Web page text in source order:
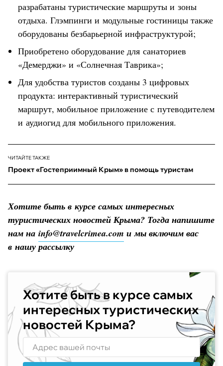
разрабатаны туристические маршруты и зоны
отдыха. Глэмпинги и модульные гостиницы также
оборудованы безбарьерной инфраструктурой;
Приобретено оборудование для санаториев
«Демерджи» и «Солнечная Таврика»;
Для удобства туристов созданы 3 цифровых
продукта: интерактивный туристический
маршрут, мобильное приложение с путеводителем
и аудиогид для мобильного приложения.
ЧИТАЙТЕ ТАКЖЕ
Проект «Гостеприимный Крым» в помощь туристам
Хотите быть в курсе самых интересных
туристических новостей Крыма? Тогда напишите
нам на info@travelcrimea.com и мы включим вас
в нашу рассылку
Хотите быть в курсе самых
интересных туристических
новостей Крыма?